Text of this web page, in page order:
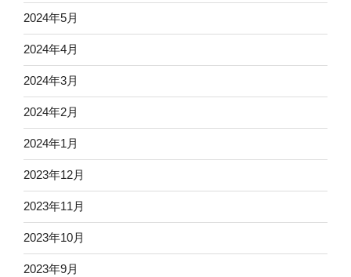
2024年5月
2024年4月
2024年3月
2024年2月
2024年1月
2023年12月
2023年11月
2023年10月
2023年9月